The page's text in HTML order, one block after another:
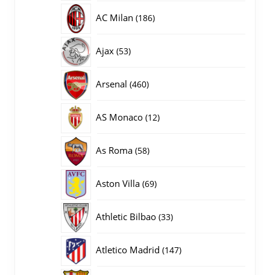
AC Milan 186186
Ajax 5353
Arsenal 460460
AS Monaco 1212
As Roma 5858
Aston Villa 6969
Athletic Bilbao 3333
Atletico Madrid 147147